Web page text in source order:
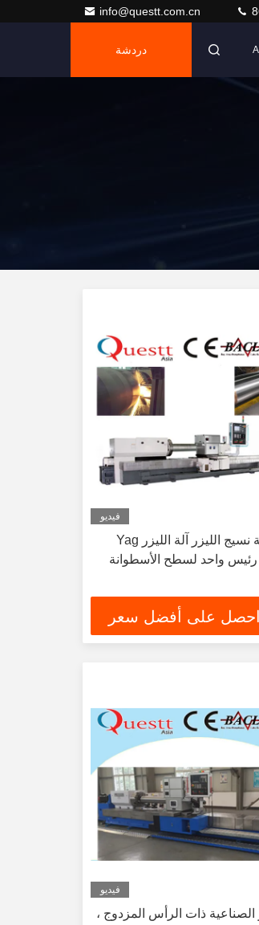
info@questt.com.cn
دردشة
فيديو
500W آلة نسيج الليزر آلة الليزر Yag
رئيس واحد لسطح الأسطوانة
احصل على أفضل سعر
فيديو
الصناعية ذات الرأس المزدوج ،